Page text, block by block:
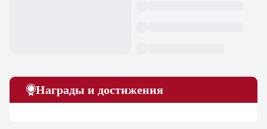
Награды и достижения